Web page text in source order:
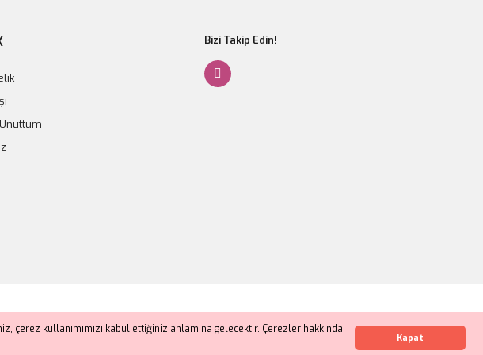
kullanımımızı kabul ettiğiniz anlamına gelecektir. Çerezler hakkında
Kapat
Whatsapp İletişim
Gönder
Bizi Takip Edin!